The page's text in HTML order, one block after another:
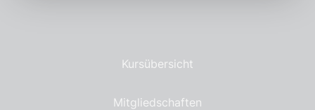
Kursübersicht
Mitgliedschaften